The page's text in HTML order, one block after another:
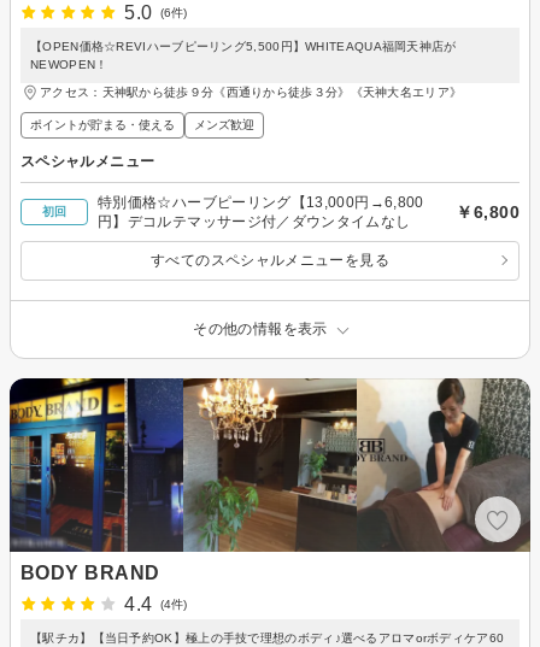
5.0
(6件)
【OPEN価格☆REVIハーブピーリング5,500円】WHITEAQUA福岡天神店が
NEWOPEN！
アクセス：天神駅から徒歩９分《西通りから徒歩３分》《天神大名エリア》
ポイントが貯まる・使える メンズ歓迎
スペシャルメニュー
初回
特別価格☆ハーブピーリング【13,000円→6,800
円】デコルテマッサージ付／ダウンタイムなし
￥6,800
すべてのスペシャルメニューを見る
その他の情報を表示
BODY BRAND
4.4
(4件)
【駅チカ】【当日予約OK】極上の手技で理想のボディ♪選べるアロマorボディケア60